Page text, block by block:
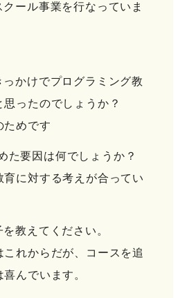
クール事業を行なっていま
っかけでプログラミング教
ったのでしょうか？
ためです
た要因は何でしょうか？
育に対する考えが合ってい
教えてください。
これからだが、コースを追
んでいます。